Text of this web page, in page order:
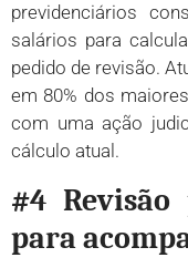
previdenciários
salários para
pedido de revisão.
em 80% dos
com uma ação
cálculo atual.
#4
para